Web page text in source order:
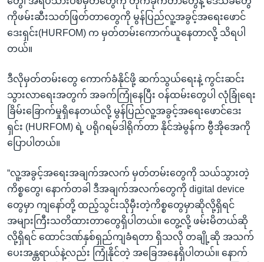
ကိုဖမ်းဆီးသတ်ဖြတ်တာတွေကို မွန်ပြည်လူ့အခွင့်အရေးဖောင်
ဒေးရှင်း(HURFOM) က မှတ်တမ်းကောက်ယူနေတာလို့ သိရပါ
တယ်။
ဒီလိုမှတ်တမ်းတွေ ကောက်ခံနိုင်ဖို့ ဆက်သွယ်ရေးနဲ့ ကွင်းဆင်း
သွားလာရေးအတွက် အခက်ကြုံနေပြီး ဝန်ထမ်းတွေပါ လုံခြုံရေး
ခြိမ်းခြောက်မှုရှိနေတယ်လို့ မွန်ပြည်လူ့အခွင့်အရေးဖောင်ဒေး
ရှင်း (HURFOM) ရဲ့ ပရိုဂရမ်ဒါရိုက်တာ နိုင်အဲမွန်က ဗွီအိုအေကို
ပြောပါတယ်။
“လူ့အခွင့်အရေးအချက်အလက် မှတ်တမ်းတွေကို သယ်သွားတဲ့
ကိစ္စတွေ၊ နောက်တခါ ဒီအချက်အလက်တွေကို digital device
တွေမှာ ကျနော်တို့ ထည့်သွင်းသိုမှီးတဲ့ကိစ္စတွေမှာဆိုလို့ရှိရင်
အများကြီးသတိထားတာတွေရှိပါတယ်။ တွေ့လို့ ဖမ်းမိတယ်ဆို
လို့ရှိရင် ထောင်ဒဏ်နှစ်ရှည်ကျခံရတာ ရှိသလို တချို့ဆို အသက်
ပေးအန္တရာယ်နဲ့လည်း ကြုံနိုင်တဲ့ အခြေအနေရှိပါတယ်။ နောက်